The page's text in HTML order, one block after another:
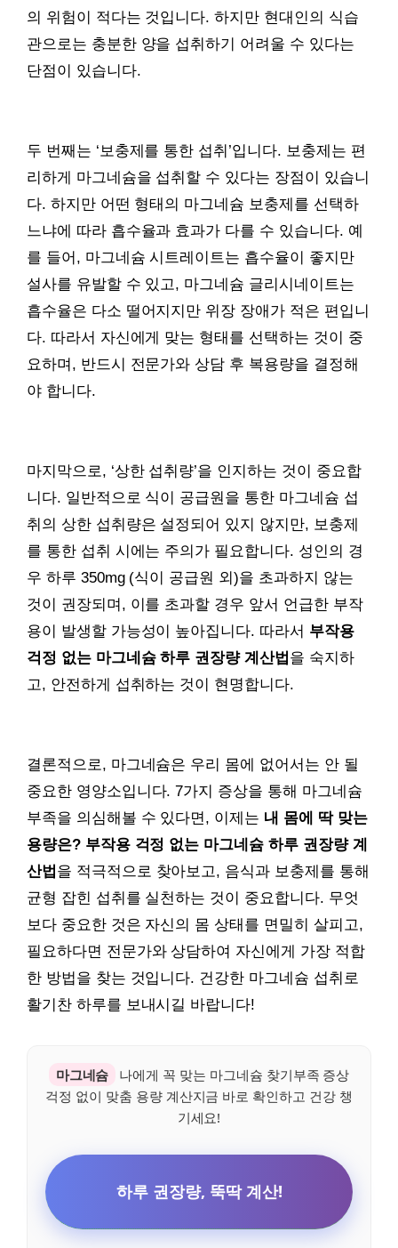
의 위험이 적다는 것입니다. 하지만 현대인의 식습
관으로는 충분한 양을 섭취하기 어려울 수 있다는
단점이 있습니다.
두 번째는 ‘보충제를 통한 섭취’입니다. 보충제는 편
리하게 마그네슘을 섭취할 수 있다는 장점이 있습니
다. 하지만 어떤 형태의 마그네슘 보충제를 선택하
느냐에 따라 흡수율과 효과가 다를 수 있습니다. 예
를 들어, 마그네슘 시트레이트는 흡수율이 좋지만
설사를 유발할 수 있고, 마그네슘 글리시네이트는
흡수율은 다소 떨어지지만 위장 장애가 적은 편입니
다. 따라서 자신에게 맞는 형태를 선택하는 것이 중
요하며, 반드시 전문가와 상담 후 복용량을 결정해
야 합니다.
마지막으로, ‘상한 섭취량’을 인지하는 것이 중요합
니다. 일반적으로 식이 공급원을 통한 마그네슘 섭
취의 상한 섭취량은 설정되어 있지 않지만, 보충제
를 통한 섭취 시에는 주의가 필요합니다. 성인의 경
우 하루 350mg (식이 공급원 외)을 초과하지 않는
것이 권장되며, 이를 초과할 경우 앞서 언급한 부작
용이 발생할 가능성이 높아집니다. 따라서 부작용
걱정 없는 마그네슘 하루 권장량 계산법 을 숙지하
고, 안전하게 섭취하는 것이 현명합니다.
결론적으로, 마그네슘은 우리 몸에 없어서는 안 될
중요한 영양소입니다. 7가지 증상을 통해 마그네슘
부족을 의심해볼 수 있다면, 이제는 내 몸에 딱 맞는
용량은? 부작용 걱정 없는 마그네슘 하루 권장량 계
산법 을 적극적으로 찾아보고, 음식과 보충제를 통해
균형 잡힌 섭취를 실천하는 것이 중요합니다. 무엇
보다 중요한 것은 자신의 몸 상태를 면밀히 살피고,
필요하다면 전문가와 상담하여 자신에게 가장 적합
한 방법을 찾는 것입니다. 건강한 마그네슘 섭취로
활기찬 하루를 보내시길 바랍니다!
마그네슘
나에게 꼭 맞는 마그네슘 찾기부족 증상
걱정 없이 맞춤 용량 계산지금 바로 확인하고 건강 챙
기세요!
하루 권장량, 뚝딱 계산!